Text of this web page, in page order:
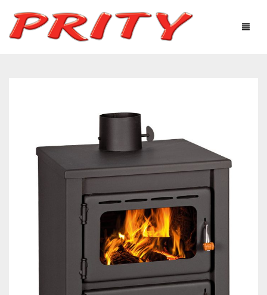
ΤΕΧΝΟΛΟΓΙΚΌΣ ΕΞΟΠΛΙΣΜΌΣ
ΧΡΉΣΙΜΕΣ ΠΛΗΡΟΦΟΡΊΕΣ
ΦΩΤΟΓΡΑΦΙΕΣ – ΓΚΑΛΕΡΊ
Ελληνικά English